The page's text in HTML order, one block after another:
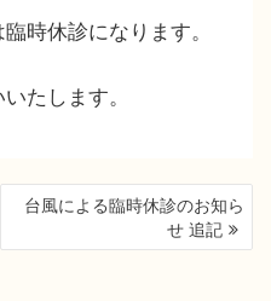
時休診になります。
たします。
台風による臨時休診のお知ら
せ 追記